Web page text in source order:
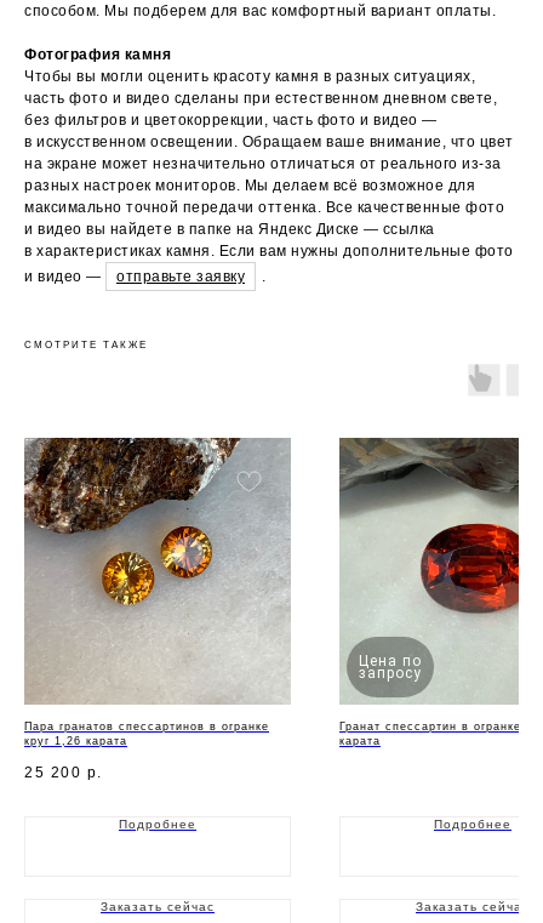
способом. Мы подберем для вас комфортный вариант оплаты.
Фотография камня
Чтобы вы могли оценить красоту камня в разных ситуациях,
часть фото и видео сделаны при естественном дневном свете,
без фильтров и цветокоррекции, часть фото и видео —
в искусственном освещении. Обращаем ваше внимание, что цвет
на экране может незначительно отличаться от реального из-за
разных настроек мониторов. Мы делаем всё возможное для
максимально точной передачи оттенка. Все качественные фото
и видео вы найдете в папке на Яндекс Диске — ссылка
в характеристиках камня. Если вам нужны дополнительные фото
и видео —
отправьте заявку
СМОТРИТЕ ТАКЖЕ
Пара гранатов спессартинов в огранке
круг 1,26 карата
25 200 р.
Подробнее
Заказать сейчас
Цена по
запросу
Гранат спессартин в огранке
карата
Подробнее
Заказать сейчас